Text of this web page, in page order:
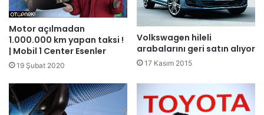
Motor açılmadan
1.000.000 km yapan taksi !
| Mobil 1 Center Esenler
19 Şubat 2020
Volkswagen hileli
arabalarını geri satın alıyor
17 Kasım 2015